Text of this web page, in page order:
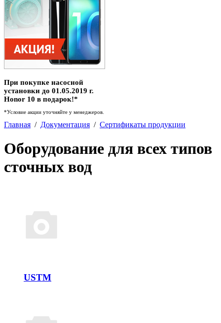
При покупке насосной
установки до 01.05.2019 г.
Honor 10 в подарок!*
*Условие акции уточняйте у менеджеров.
Главная / Документация / Сертификаты продукции
Оборудование для всех типов
сточных вод
USTM